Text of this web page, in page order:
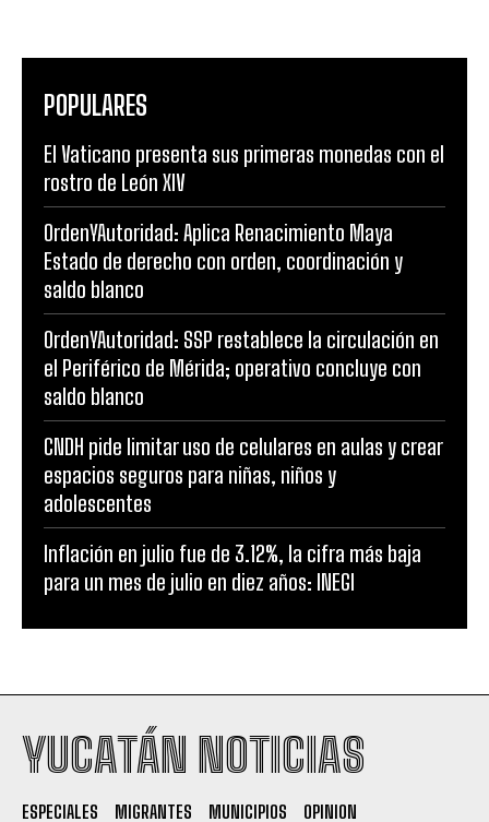
POPULARES
El Vaticano presenta sus primeras monedas con el
rostro de León XIV
OrdenYAutoridad: Aplica Renacimiento Maya
Estado de derecho con orden, coordinación y
saldo blanco
OrdenYAutoridad: SSP restablece la circulación en
el Periférico de Mérida; operativo concluye con
saldo blanco
CNDH pide limitar uso de celulares en aulas y crear
espacios seguros para niñas, niños y
adolescentes
Inflación en julio fue de 3.12%, la cifra más baja
para un mes de julio en diez años: INEGI
YUCATÁN NOTICIAS
ESPECIALES MIGRANTES MUNICIPIOS
OPINION